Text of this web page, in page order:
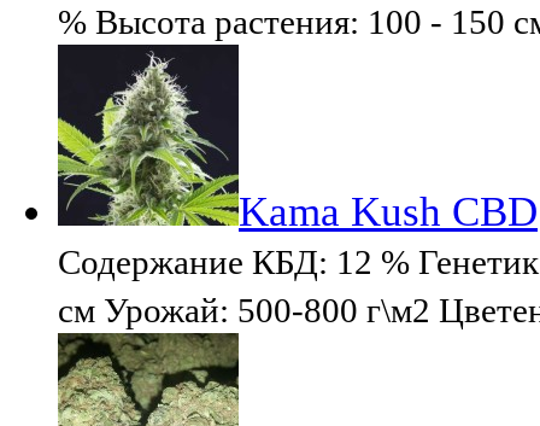
% Высота растения: 100 - 150
Kama Kush CBD
Содержание КБД: 12 %
cм Урожай: 500-800 г\м2